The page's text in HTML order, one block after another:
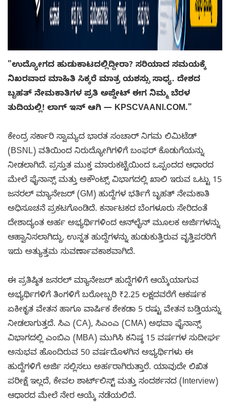
"ಉದ್ಯೋಗದ ಹುಡುಕಾಟದಲ್ಲಿದ್ದೀರಾ? ಸರಿಯಾದ ಸಮಯಕ್ಕೆ
ನಿಖರವಾದ ಮಾಹಿತಿ ಸಿಕ್ಕರೆ ಮಾತ್ರ ಯಶಸ್ಸು ಸಾಧ್ಯ. ದೇಶದ
ಬೃಹತ್ ನೇಮಕಾತಿಗಳ ಪ್ರತಿ ಅಪ್ಡೇಟ್ ಈಗ ನಿಮ್ಮ ಬೆರಳ
ತುದಿಯಲ್ಲಿ! ಲಾಗ್ ಇನ್ ಆಗಿ — KPSCVAANI.COM."
ಕೇಂದ್ರ ಸರ್ಕಾರಿ ಸ್ವಾಮ್ಯದ ಭಾರತ ಸಂಚಾರ್ ನಿಗಮ ಲಿಮಿಟೆಡ್
(BSNL) ವತಿಯಿಂದ ನಿರುದ್ಯೋಗಿಗಳಿಗೆ ಬಂಫರ್ ಕೊಡುಗೆಯನ್ನು
ನೀಡಲಾಗಿದೆ. ಪ್ರಸ್ತುತ ಮುಕ್ತ ಮಾರುಕಟ್ಟೆಯಿಂದ ಒಪ್ಪಂದದ ಆಧಾರದ
ಮೇಲೆ ಫೈನಾನ್ಸ್ ಮತ್ತು ಅಕೌಂಟ್ಸ್ ವಿಭಾಗದಲ್ಲಿ ಖಾಲಿ ಇರುವ ಒಟ್ಟು 15
ಜನರಲ್ ಮ್ಯಾನೇಜರ್ (GM) ಹುದ್ದೆಗಳ ಭರ್ತಿಗೆ ಬೃಹತ್ ನೇಮಕಾತಿ
ಅಧಿಸೂಚನೆ ಪ್ರಕಟಗೊಂಡಿದೆ. ಕರ್ನಾಟಕದ ಬೆಂಗಳೂರು ಸೇರಿದಂತೆ
ದೇಶಾದ್ಯಂತ ಅರ್ಹ ಅಭ್ಯರ್ಥಿಗಳಿಂದ ಆನ್‌ಲೈನ್ ಮೂಲಕ ಅರ್ಜಿಗಳನ್ನು
ಆಹ್ವಾನಿಸಲಾಗಿದ್ದು, ಉನ್ನತ ಹುದ್ದೆಗಳನ್ನು ಹುಡುಕುತ್ತಿರುವ ವೃತ್ತಿಪರರಿಗೆ
ಇದು ಅತ್ಯುತ್ತಮ ಸುವರ್ಣಾವಕಾಶವಾಗಿದೆ.
ಈ ಪ್ರತಿಷ್ಠಿತ ಜನರಲ್ ಮ್ಯಾನೇಜರ್ ಹುದ್ದೆಗಳಿಗೆ ಆಯ್ಕೆಯಾಗುವ
ಅಭ್ಯರ್ಥಿಗಳಿಗೆ ತಿಂಗಳಿಗೆ ಬರೋಬ್ಬರಿ ₹2.25 ಲಕ್ಷದವರೆಗೆ ಆಕರ್ಷಕ
ಏಕೀಕೃತ ವೇತನ ಹಾಗೂ ವಾರ್ಷಿಕ ಶೇಕಡಾ 5 ರಷ್ಟು ವೇತನ ಬಡ್ತಿಯನ್ನು
ನೀಡಲಾಗುತ್ತದೆ. ಸಿಎ (CA), ಸಿಎಂಎ (CMA) ಅಥವಾ ಫೈನಾನ್ಸ್
ವಿಭಾಗದಲ್ಲಿ ಎಂಬಿಎ (MBA) ಮುಗಿಸಿ ಕನಿಷ್ಠ 15 ವರ್ಷಗಳ ಸುದೀರ್ಘ
ಅನುಭವ ಹೊಂದಿರುವ 50 ವರ್ಷದೊಳಗಿನ ಅಭ್ಯರ್ಥಿಗಳು ಈ
ಹುದ್ದೆಗಳಿಗೆ ಅರ್ಜಿ ಸಲ್ಲಿಸಲು ಅರ್ಹರಾಗಿರುತ್ತಾರೆ. ಯಾವುದೇ ಲಿಖಿತ
ಪರೀಕ್ಷೆ ಇಲ್ಲದೆ, ಕೇವಲ ಶಾರ್ಟ್‌ಲಿಸ್ಟ್ ಮತ್ತು ಸಂದರ್ಶನದ (Interview)
ಆಧಾರದ ಮೇಲೆ ನೇರ ಆಯ್ಕೆ ನಡೆಯಲಿದೆ.